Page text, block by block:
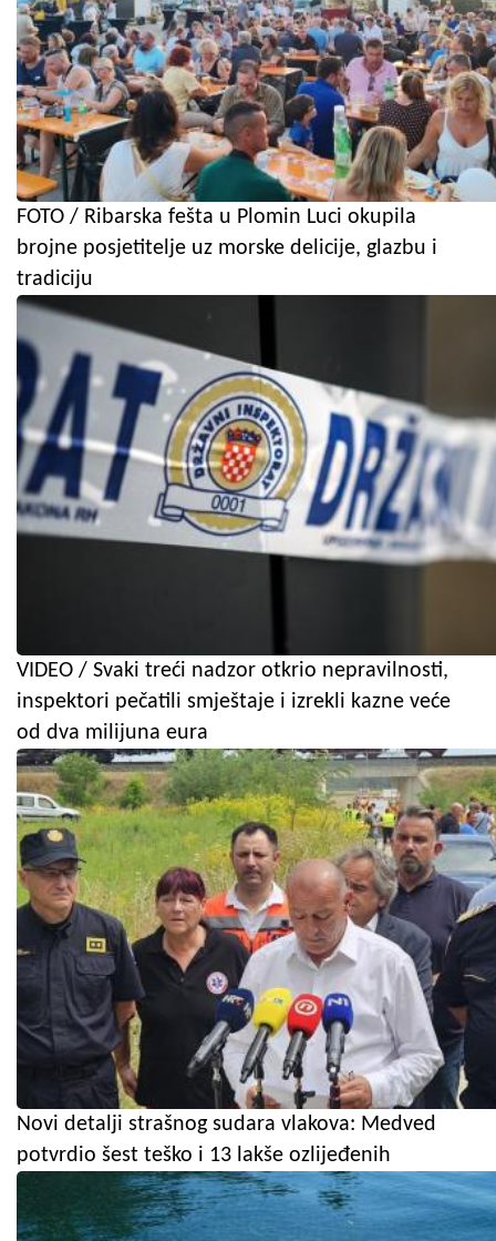
FOTO / Ribarska fešta u Plomin Luci okupila
brojne posjetitelje uz morske delicije, glazbu i
tradiciju
VIDEO / Svaki treći nadzor otkrio nepravilnosti,
inspektori pečatili smještaje i izrekli kazne veće
od dva milijuna eura
Novi detalji strašnog sudara vlakova: Medved
potvrdio šest teško i 13 lakše ozlijeđenih